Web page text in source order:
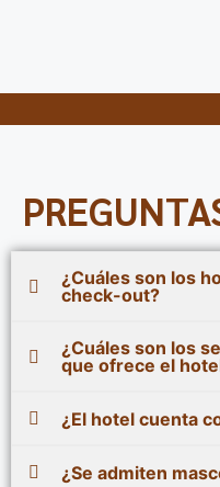
¿Cuáles son los
check-out?
¿Cuáles son los
que ofrece el
¿El hotel cuenta
¿Se admiten